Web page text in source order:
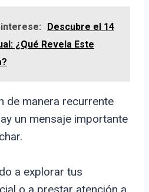
Descubre el 14
¿Qué Revela Este
de manera recurrente
un mensaje importante
a explorar tus